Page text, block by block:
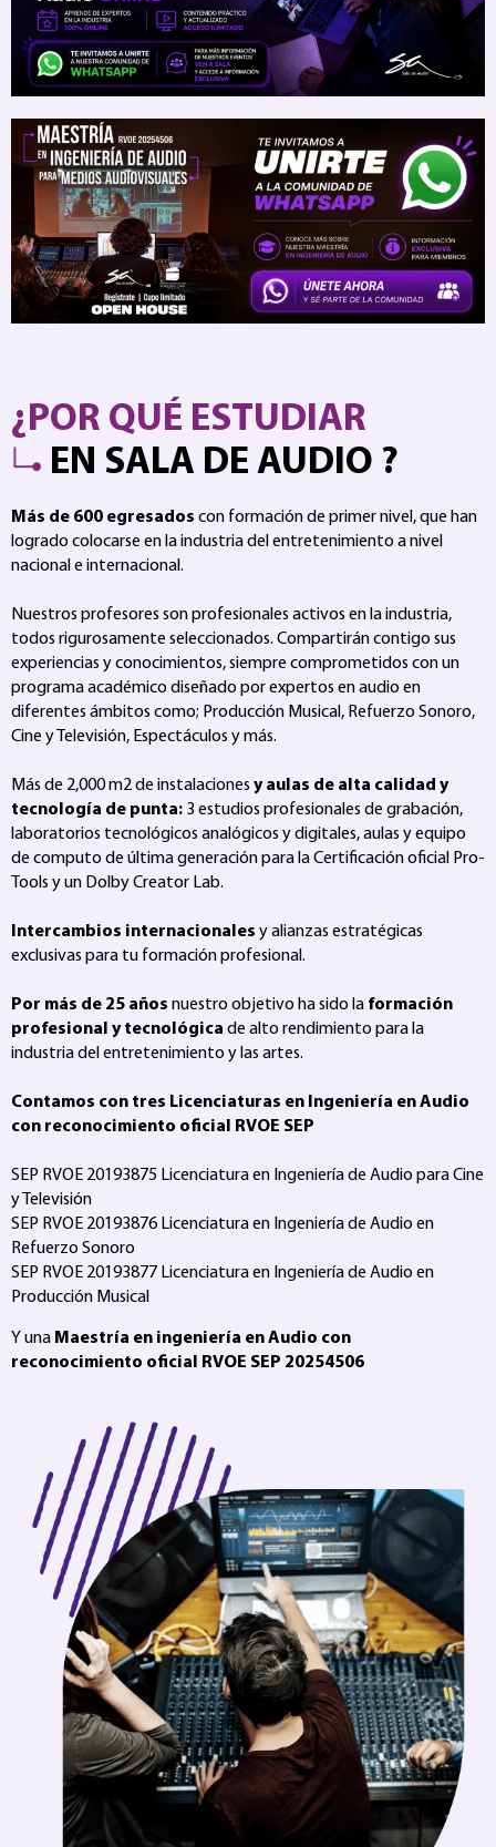
¿POR QUÉ ESTUDIAR
EN SALA DE AUDIO ?
Más de 600 egresados con formación de primer nivel, que han
logrado colocarse en la industria del entretenimiento a nivel
nacional e internacional.
Nuestros profesores son profesionales activos en la industria,
todos rigurosamente seleccionados. Compartirán contigo sus
experiencias y conocimientos, siempre comprometidos con un
programa académico diseñado por expertos en audio en
diferentes ámbitos como; Producción Musical, Refuerzo Sonoro,
Cine y Televisión, Espectáculos y más.
Más de 2,000 m2 de instalaciones y aulas de alta calidad y
tecnología de punta: 3 estudios profesionales de grabación,
laboratorios tecnológicos analógicos y digitales, aulas y equipo
de computo de última generación para la Certificación oficial Pro-
Tools y un Dolby Creator Lab.
Intercambios internacionales y alianzas estratégicas
exclusivas para tu formación profesional.
Por más de 25 años nuestro objetivo ha sido la formación
profesional y tecnológica de alto rendimiento para la
industria del entretenimiento y las artes.
Contamos con tres Licenciaturas en Ingeniería en Audio
con reconocimiento oficial RVOE SEP
SEP RVOE 20193875 Licenciatura en Ingeniería de Audio para Cine
y Televisión
SEP RVOE 20193876 Licenciatura en Ingeniería de Audio en
Refuerzo Sonoro
SEP RVOE 20193877 Licenciatura en Ingeniería de Audio en
Producción Musical
Y una Maestría en ingeniería en Audio con
reconocimiento oficial RVOE SEP 20254506